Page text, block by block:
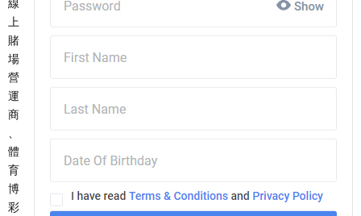
線
上
賭
場
營
運
商
體
育
博
彩